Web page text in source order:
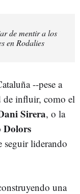
de mentir a los
en Rodalies
--pese a
de influir, como el
Sirera, o la
Dolors
seguir liderando
una